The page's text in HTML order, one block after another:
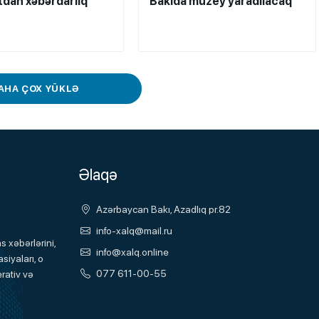
ÇOX YÜKLƏ
xəbərlərini,
o
və
Əlaqə
Azərbaycan Bakı, Azadlıq pr.82
info-xalq@mail.ru
info@xalq.online
077 611-00-55